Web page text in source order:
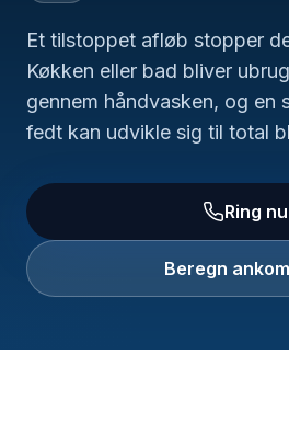
Et tilstoppet afløb stopper
Køkken eller bad bliver
gennem håndvasken, og en
fedt kan udvikle sig til total
Ring nu
Beregn